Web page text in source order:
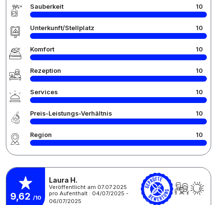
Sauberkeit 10
Unterkunft/Stellplatz 10
Komfort 10
Rezeption 10
Services 10
Preis-Leistungs-Verhältnis 10
Region 10
9,62 /10
Laura H.
Veröffentlicht am 07.07.2025
pro Aufenthalt : 04/07/2025 -
06/07/2025